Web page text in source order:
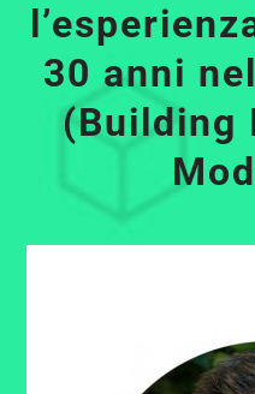
30 anni
(Building